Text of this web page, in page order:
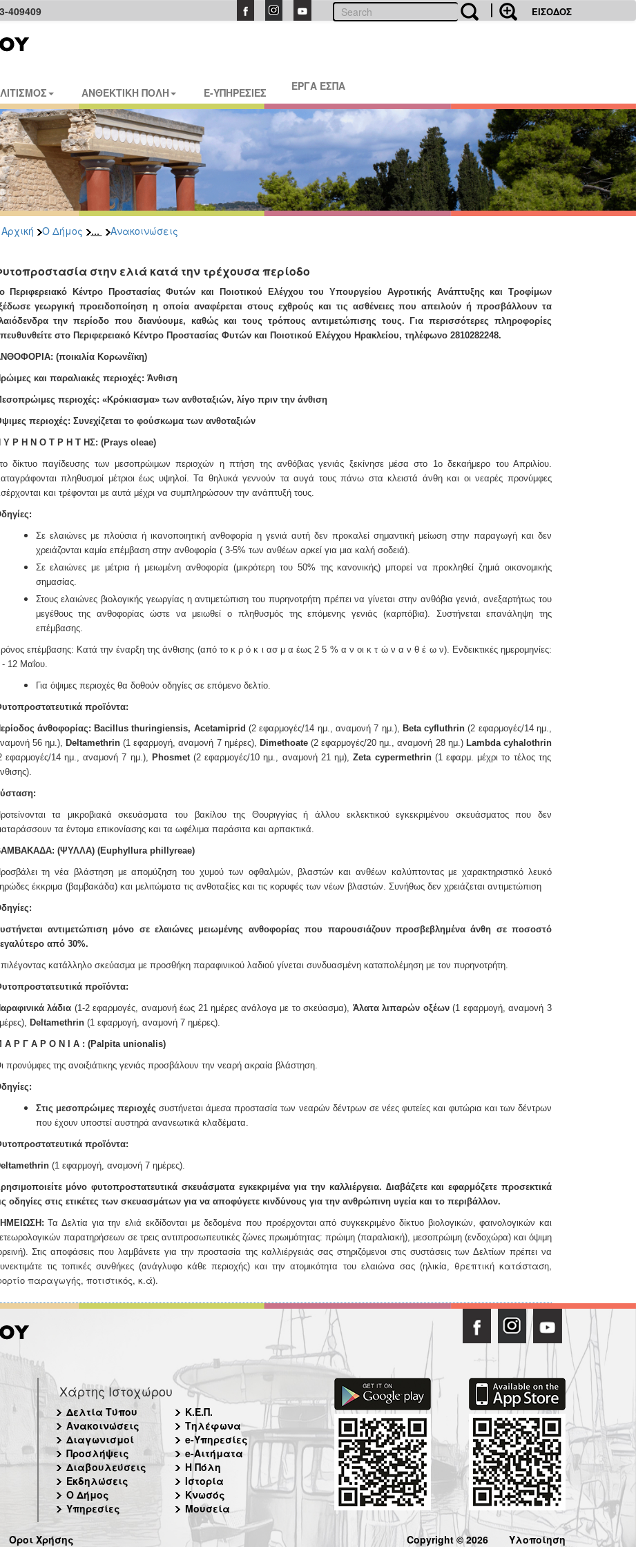
409409 ΕΙΣΟΔΟΣ
ΑΝΘΕΚΤΙΚΗ ΠΟΛΗ E-ΥΠΗΡΕΣΙΕΣ ΕΡΓΑ ΕΣΠΑ
Αρχική Ο Δήμος ... Ανακοινώσεις
στην ελιά κατά την τρέχουσα περίοδο
Περιφερειακό Κέντρο Προστασίας Φυτών και Ποιοτικού Ελέγχου του Υπουργείου Αγροτικής Ανάπτυξης και Τροφίμων
γεωργική προειδοποίηση η οποία αναφέρεται στους εχθρούς και τις ασθένειες που απειλούν ή προσβάλλουν τα
την περίοδο που διανύουμε, καθώς και τους τρόπους αντιμετώπισης τους. Για περισσότερες πληροφορίες
στο Περιφερειακό Κέντρο Προστασίας Φυτών και Ποιοτικού Ελέγχου Ηρακλείου, τηλέφωνο 2810282248.
(ποικιλία Κορωνέϊκη)
και παραλιακές περιοχές: Άνθιση
περιοχές: «Κρόκιασμα» των ανθοταξιών, λίγο πριν την άνθιση
περιοχές: Συνεχίζεται το φούσκωμα των ανθοταξιών
Υ Ρ Η Ν Ο Τ Ρ Η Τ ΗΣ: (Prays oleae)
δίκτυο παγίδευσης των μεσοπρώιμων περιοχών η πτήση της ανθόβιας γενιάς ξεκίνησε μέσα στο 1ο δεκαήμερο του Απριλίου.
πληθυσμοί μέτριοι έως υψηλοί. Τα θηλυκά γεννούν τα αυγά τους πάνω στα κλειστά άνθη και οι νεαρές προνύμφες
και τρέφονται με αυτά μέχρι να συμπληρώσουν την ανάπτυξή τους.
Σε ελαιώνες με πλούσια ή ικανοποιητική ανθοφορία η γενιά αυτή δεν προκαλεί σημαντική μείωση στην παραγωγή και δεν
χρειάζονται καμία επέμβαση στην ανθοφορία ( 3-5% των ανθέων αρκεί για μια καλή σοδειά).
Σε ελαιώνες με μέτρια ή μειωμένη ανθοφορία (μικρότερη του 50% της κανονικής) μπορεί να προκληθεί ζημιά οικονομικής
σημασίας.
Στους ελαιώνες βιολογικής γεωργίας η αντιμετώπιση του πυρηνοτρήτη πρέπει να γίνεται στην ανθόβια γενιά, ανεξαρτήτως του
μεγέθους της ανθοφορίας ώστε να μειωθεί ο πληθυσμός της επόμενης γενιάς (καρπόβια). Συστήνεται επανάληψη της
επέμβασης.
επέμβασης: Κατά την έναρξη της άνθισης (από το κ ρ ό κ ι ασ μ α έως 2 5 % α ν οι κ τ ώ ν α ν θ έ ω ν). Ενδεικτικές ημερομηνίες:
- 12 Μαΐου.
Για όψιμες περιοχές θα δοθούν οδηγίες σε επόμενο δελτίο.
προϊόντα:
άνθοφορίας: Bacillus thuringiensis, Acetamiprid(2 εφαρμογές/14 ημ., αναμονή 7 ημ.), Beta cyfluthrin(2 εφαρμογές/14 ημ.,
56 ημ.), Deltamethrin(1 εφαρμογή, αναμονή 7 ημέρες), Dimethoate(2 εφαρμογές/20 ημ., αναμονή 28 ημ.) Lambda cyhalothrin
εφαρμογές/14 ημ., αναμονή 7 ημ.), Phosmet(2 εφαρμογές/10 ημ., αναμονή 21 ημ),Zeta cypermethrin(1 εφαρμ.
μέχρι το τέλος της
τα μικροβιακά σκευάσματα του βακίλου της Θουριγγίας ή άλλου εκλεκτικού
εγκεκριμένου σκευάσματος που δεν
τα έντομα επικονίασης και τα ωφέλιμα παράσιτα και αρπακτικά.
(ΨΥΛΛΑ) (Euphyllura phillyreae)
τη νέα βλάστηση με απομύζηση του χυμού των οφθαλμών,
βλαστών και ανθέων καλύπτοντας με χαρακτηριστικό λευκό
έκκριμα (βαμβακάδα) και μελιτώματα τις ανθοταξίες και τις κορυφές των νέων βλαστών. Συνήθως δεν χρειάζεται αντιμετώπιση
αντιμετώπιση μόνο σε ελαιώνες μειωμένης ανθοφορίας που παρουσιάζουν προσβεβλημένα άνθη σε ποσοστό
από 30%.
κατάλληλο σκεύασμα με προσθήκη παραφινικού λαδιού γίνεται συνδυασμένη καταπολέμηση με τον πυρηνοτρήτη.
προϊόντα:
λάδια (1-2 εφαρμογές, αναμονή έως 21 ημέρες ανάλογα με το σκεύασμα), Άλατα λιπαρών οξέων(1 εφαρμογή, αναμονή 3
Deltamethrin(1 εφαρμογή, αναμονή 7 ημέρες).
Α Ρ Γ Α Ρ Ο Ν Ι Α : (Palpita unionalis)
προνύμφες της ανοιξιάτικης γενιάς προσβάλουν την νεαρή ακραία βλάστηση.
Στις μεσοπρώιμες περιοχές συστήνεται άμεσα προστασία των νεαρών δέντρων σε νέες φυτείες και φυτώρια και των δέντρων
που έχουν υποστεί αυστηρά ανανεωτικά κλαδέματα.
προϊόντα:
(1 εφαρμογή, αναμονή 7 ημέρες).
μόνο φυτοπροστατευτικά σκευάσματα εγκεκριμένα για την καλλιέργεια. ∆ιαβάζετε και εφαρμόζετε προσεκτικά
οδηγίες στις ετικέτες των σκευασμάτων για να αποφύγετε κινδύνους για την ανθρώπινη υγεία και το περιβάλλον.
Τα Δελτία για την ελιά εκδίδονται με δεδομένα που προέρχονται από συγκεκριμένο δίκτυο βιολογικών, φαινολογικών και
παρατηρήσεων σε τρεις αντιπροσωπευτικές ζώνες πρωιμότητας: πρώιμη (παραλιακή), μεσοπρώιμη (ενδοχώρα) και όψιμη
Στις αποφάσεις που λαμβάνετε για την προστασία της καλλιέργειάς σας στηριζόμενοι στις συστάσεις των Δελτίων πρέπει να
τις τοπικές συνθήκες (ανάγλυφο κάθε περιοχής) και την ατομικότητα του ελαιώνα σας (ηλικία,
θρεπτική κατάσταση,
παραγωγής, ποτιστικός, κ.ά).
Χάρτης Ιστοχώρου
Δελτία Τύπου
Ανακοινώσεις
Διαγωνισμοί
Προσλήψεις
Διαβουλεύσεις
Εκδηλώσεις
Ο Δήμος
Υπηρεσίες
Κ.Ε.Π.
Τηλέφωνα
e-Υπηρεσίες
e-Αιτήματα
Η Πόλη
Ιστορία
Κνωσός
Μουσεία
Όροι Χρήσης Copyright © 2026 Υλοποίηση